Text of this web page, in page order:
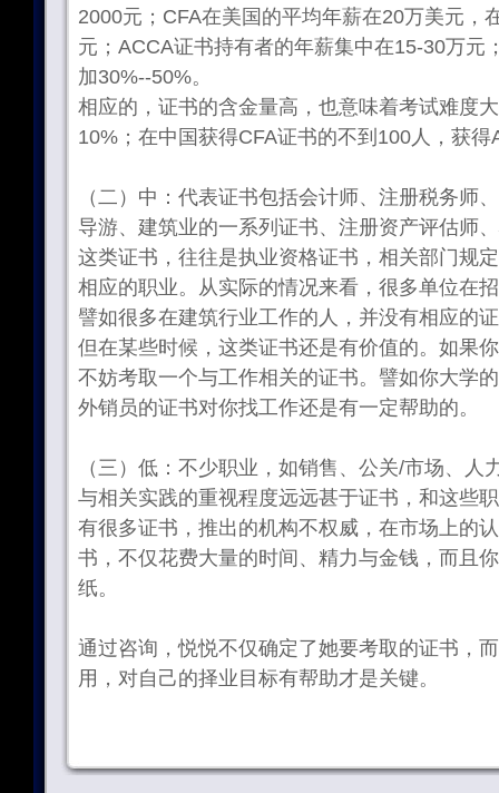
2000元；CFA在美国的平均年薪在20万美元，
元；ACCA证书持有者的年薪集中在15-30万元
加30%--50%。
相应的，证书的含金量高，也意味着考试难度
10%；在中国获得CFA证书的不到100人，获
（二）中：代表证书包括会计师、注册税务师
导游、建筑业的一系列证书、注册资产评估师
这类证书，往往是执业资格证书，相关部门规
相应的职业。从实际的情况来看，很多单位在
譬如很多在建筑行业工作的人，并没有相应的
但在某些时候，这类证书还是有价值的。如果
不妨考取一个与工作相关的证书。譬如你大学
外销员的证书对你找工作还是有一定帮助的。
（三）低：不少职业，如销售、公关/市场、人
与相关实践的重视程度远远甚于证书，和这些
有很多证书，推出的机构不权威，在市场上的
书，不仅花费大量的时间、精力与金钱，而且
纸。
通过咨询，悦悦不仅确定了她要考取的证书，
用，对自己的择业目标有帮助才是关键。